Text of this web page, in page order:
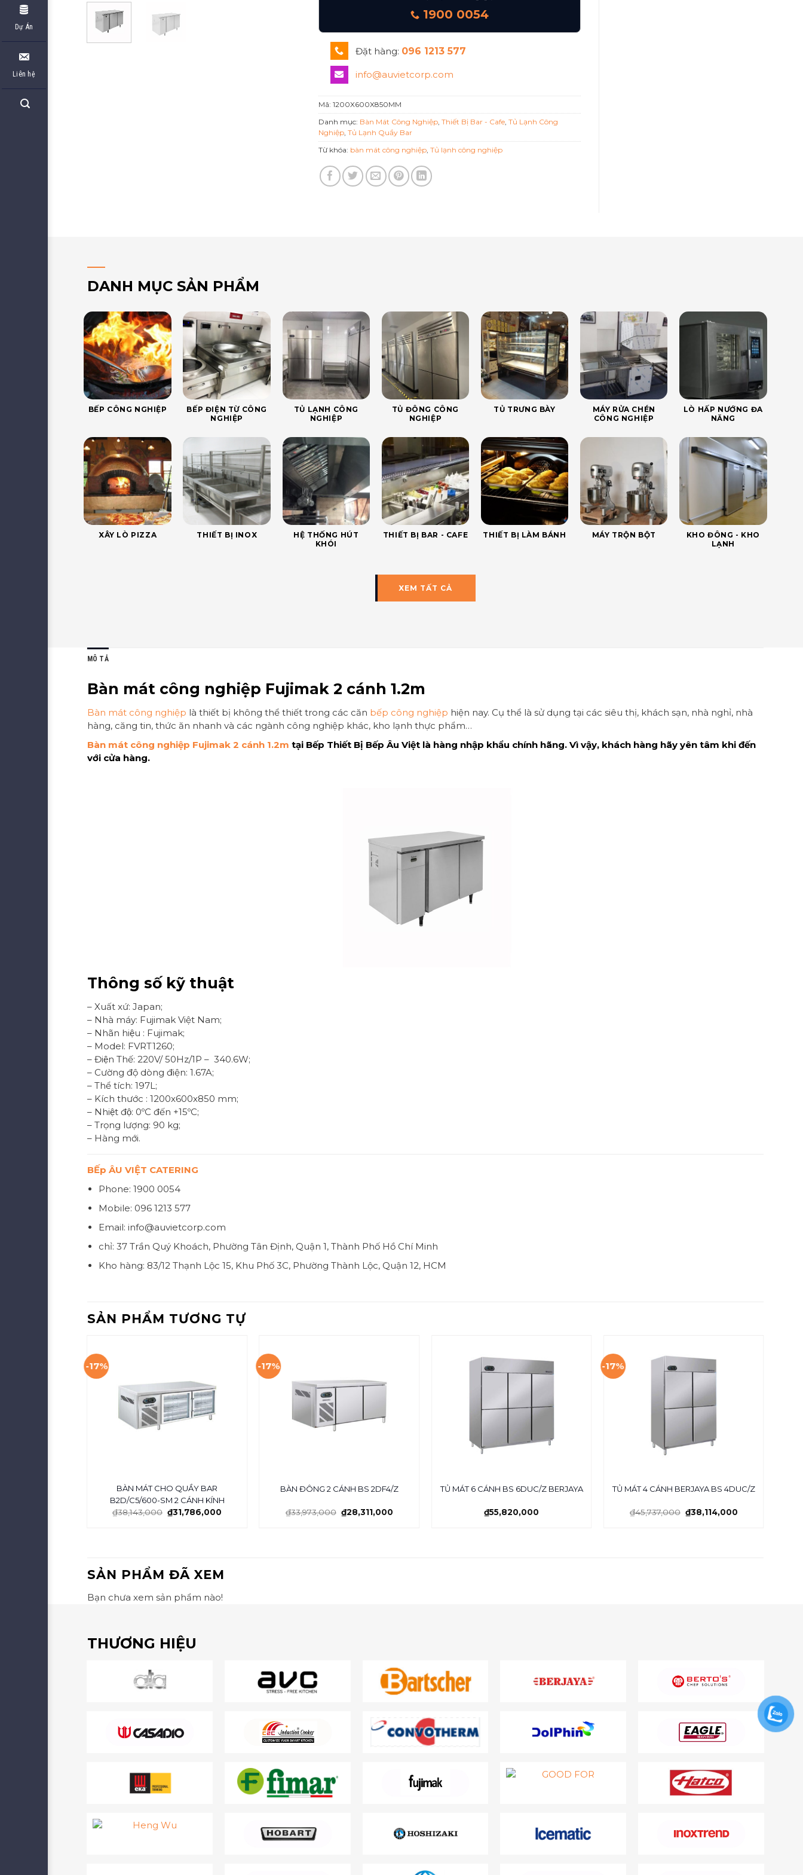
Dự Án
Liên hệ
1900 0054
Đặt hàng: 096 1213 577
info@auvietcorp.com
Mã:1200X600X850MM
Danh mục: Bàn Mát Công Nghiệp ,Thiết Bị Bar - Cafe ,Tủ Lạnh Công
Nghiệp ,Tủ Lạnh Quầy Bar
Từ khóa: bàn mát công nghiệp ,Tủ lạnh công nghiệp
DANH MỤC SẢN PHẨM
BẾP CÔNG NGHIỆP
BẾP ĐIỆN TỪ CÔNG
NGHIỆP
TỦ LẠNH CÔNG
NGHIỆP
TỦ ĐÔNG CÔNG
NGHIỆP
TỦ TRƯNG BÀY
MÁY RỬA CHÉN
CÔNG NGHIỆP
LÒ HẤP NƯỚNG ĐA
NĂNG
XÂY LÒ PIZZA THIẾT BỊ INOX
HỆ THỐNG HÚT
KHÓI
THIẾT BỊ BAR - CAFE THIẾT BỊ LÀM BÁNH MÁY TRỘN BỘT
KHO ĐÔNG - KHO
LẠNH
XEM TẤT CẢ
MÔ TẢ
Bàn mát công nghiệp Fujimak 2 cánh 1.2m
Bàn mát công nghiệp là thiết bị không thể thiết trong các căn bếp công nghiệp hiện nay. Cụ thể là sử dụng tại các siêu thị, khách sạn, nhà nghỉ, nhà
hàng, căng tin, thức ăn nhanh và các ngành công nghiệp khác, kho lạnh thực phẩm…
Bàn mát công nghiệp Fujimak 2 cánh 1.2m tại Bếp Thiết Bị Bếp Âu Việt là hàng nhập khẩu chính hãng. Vì vậy, khách hàng hãy yên tâm khi đến
với cửa hàng.
Thông số kỹ thuật
– Xuất xứ: Japan;
– Nhà máy: Fujimak Việt Nam;
– Nhãn hiệu : Fujimak;
– Model: FVRT1260;
– Điện Thế: 220V/ 50Hz/1P – 340.6W;
– Cường độ dòng điện: 1.67A;
– Thể tích: 197L;
– Kích thước : 1200x600x850 mm;
– Nhiệt độ: 0ºC đến +15ºC;
– Trọng lượng: 90 kg;
– Hàng mới.
BẾp ÂU VIỆT CATERING
Phone: 1900 0054
Mobile: 096 1213 577
Email: info@auvietcorp.com
chỉ: 37 Trần Quý Khoách, Phường Tân Định, Quận 1, Thành Phố Hồ Chí Minh
Kho hàng: 83/12 Thạnh Lộc 15, Khu Phố 3C, Phường Thành Lộc, Quận 12, HCM
SẢN PHẨM TƯƠNG TỰ
-17%
BÀN MÁT CHO QUẦY BAR
B2D/C5/600-SM 2 CÁNH KÍNH
₫38,143,000 ₫31,786,000
-17%
BÀN ĐÔNG 2 CÁNH BS 2DF4/Z
₫33,973,000 ₫28,311,000
TỦ MÁT 6 CÁNH BS 6DUC/Z BERJAYA
₫55,820,000
-17%
TỦ MÁT 4 CÁNH BERJAYA BS 4DUC/Z
₫45,737,000 ₫38,114,000
SẢN PHẨM ĐÃ XEM
Bạn chưa xem sản phẩm nào!
THƯƠNG HIỆU